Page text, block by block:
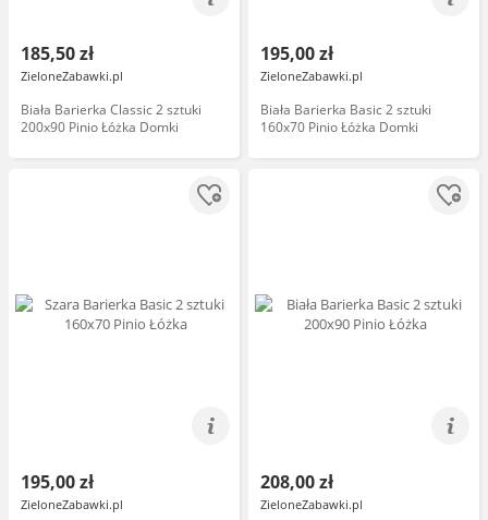
185,50 zł
ZieloneZabawki.pl
Biała Barierka Classic 2 sztuki
200x90 Pinio Łóżka Domki
195,00 zł
ZieloneZabawki.pl
Biała Barierka Basic 2 sztuki
160x70 Pinio Łóżka Domki
195,00 zł
ZieloneZabawki.pl
208,00 zł
ZieloneZabawki.pl